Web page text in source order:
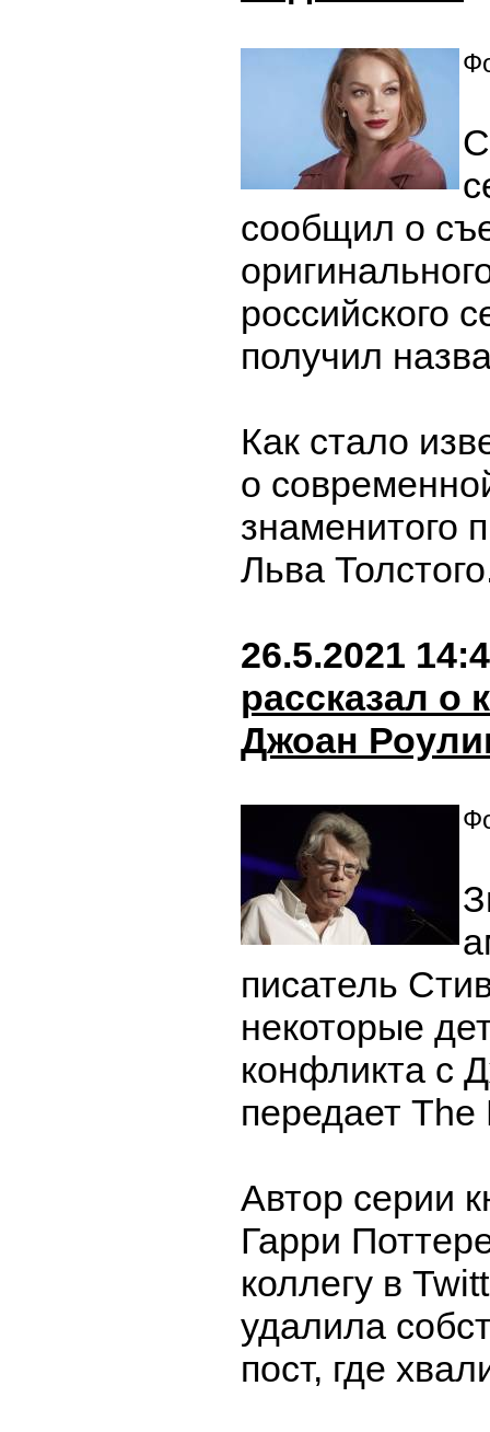
сообщил о
российского
получил
Как стало
о
знаменитого
Льва
26.5.2021
рассказал о
Джоан
писатель
некоторые
конфликта с
передает
Автор серии
Гарри
коллегу в
удалила
пост, где